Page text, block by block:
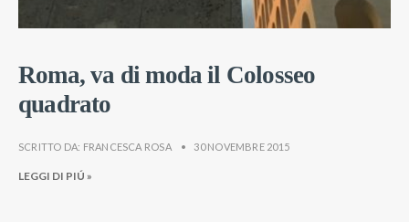
Roma, va di moda il Colosseo
quadrato
SCRITTO DA: FRANCESCA ROSA • 30 NOVEMBRE 2015
LEGGI DI PIÚ »